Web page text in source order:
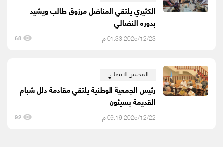
الكثيري يلتقي المناضل مرزوق طالب ويشيد
بدوره النضالي
2025/12/23 01:33 م 68
المجلس الانتقالي
رئيس الجمعية الوطنية يلتقي مقادمة دلل شبام
القديمة بسيئون
2025/12/22 09:19 م 92